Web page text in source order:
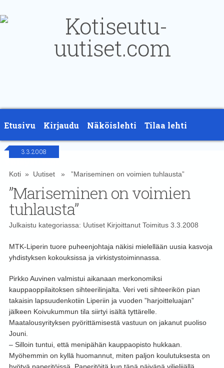
Etusivu Kirjaudu Näköislehti Tilaa lehti
3.3.2008
Koti» Uutiset» ”Mariseminen on voimien tuhlausta”
”Mariseminen on voimien
tuhlausta”
Julkaistu kategoriassa: UutisetKirjoittanut Toimitus3.3.2008
MTK-Liperin tuore puheenjohtaja näkisi mielellään uusia kasvoja
yhdistyksen kokouksissa ja virkistystoiminnassa.
Pirkko Auvinen valmistui aikanaan merkonomiksi
kauppaoppilaitoksen sihteerilinjalta. Veri veti sihteerikön pian
takaisin lapsuudenkotiin Liperiin ja vuoden ”harjoitteluajan”
jälkeen Koivukummun tila siirtyi isältä tyttärelle.
Maatalousyrityksen pyörittämisestä vastuun on jakanut puoliso
Jouni.
– Silloin tuntui, että menipähän kauppaopisto hukkaan.
Myöhemmin on kyllä huomannut, miten paljon koulutuksesta on